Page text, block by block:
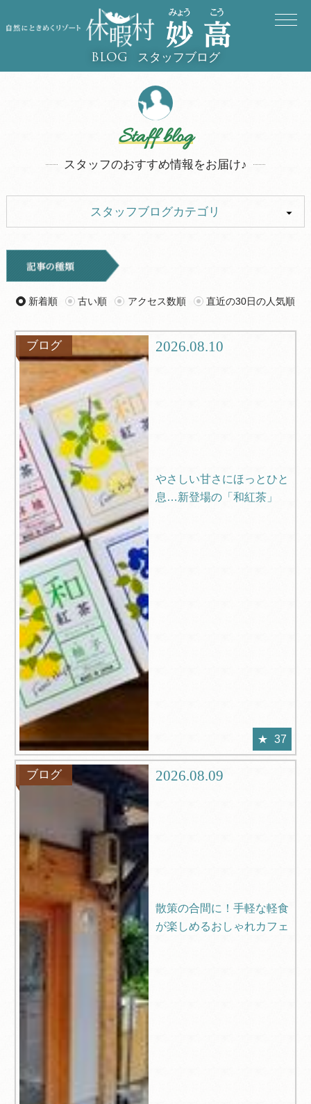
BLOG スタッフブログ
Staff blog
スタッフのおすすめ情報をお届け♪
スタッフブログカテゴリ
イベント
旅行記 ツアー
グルメ
ブログ
新着順 古い順 アクセス数順 直近の30日の人気順
ブログ 2026.08.10
やさしい甘さにほっとひと
息…新登場の「和紅茶」
37
ブログ 2026.08.09
散策の合間に！手軽な軽食
が楽しめるおしゃれカフェ